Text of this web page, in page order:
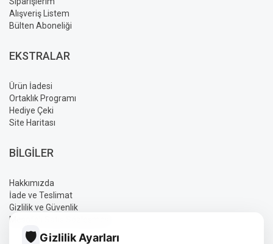
Alışveriş Listem
Bülten Aboneliği
EKSTRALAR
Ürün İadesi
Ortaklık Programı
Hediye Çeki
Site Haritası
BILGILER
Hakkımızda
İade ve Teslimat
Gizlilik ve Güvenlik
Mesafeli Satış Sözleşmesi
🛡️ Gizlilik Ayarları